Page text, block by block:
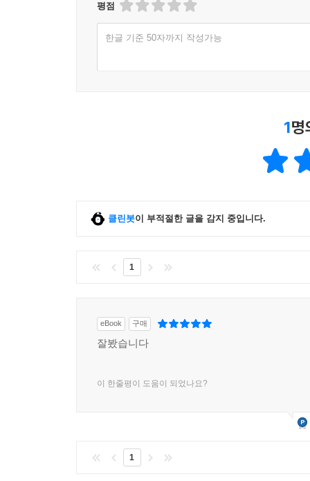
평점
한글 기준 50자까지 작성가능
1명
클린봇이 부적절한 글을 감지 중입니다.
1
eBook 구매
잘봤습니다
이 한줄평이 도움이 되었나요?
1